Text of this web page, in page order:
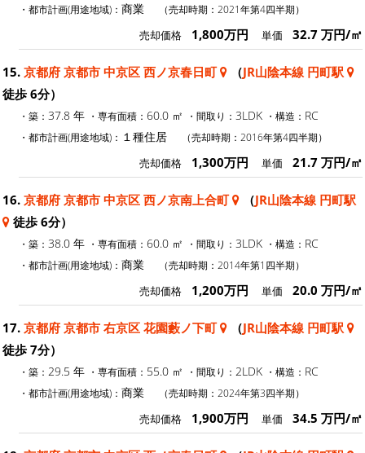
・都市計画(用途地域)： 商業 （売却時期：2021年第4四半期）
売却価格 1,800万円 単価 32.7 万円/㎡
15. 京都府 京都市 中京区 西ノ京春日町 （JR山陰本線 円町駅
徒歩 6分）
・築： 37.8 年 ・専有面積： 60.0 ㎡ ・間取り： 3LDK ・構造： RC
・都市計画(用途地域)： １種住居 （売却時期：2016年第4四半期）
売却価格 1,300万円 単価 21.7 万円/㎡
16. 京都府 京都市 中京区 西ノ京南上合町 （JR山陰本線 円町駅
徒歩 6分）
・築： 38.0 年 ・専有面積： 60.0 ㎡ ・間取り： 3LDK ・構造： RC
・都市計画(用途地域)： 商業 （売却時期：2014年第1四半期）
売却価格 1,200万円 単価 20.0 万円/㎡
17. 京都府 京都市 右京区 花園藪ノ下町 （JR山陰本線 円町駅
徒歩 7分）
・築： 29.5 年 ・専有面積： 55.0 ㎡ ・間取り： 2LDK ・構造： RC
・都市計画(用途地域)： 商業 （売却時期：2024年第3四半期）
売却価格 1,900万円 単価 34.5 万円/㎡